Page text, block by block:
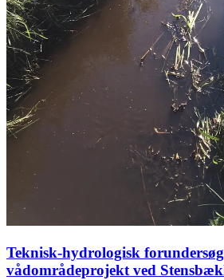
Teknisk-hydrologisk
vådområdeprojekt ved